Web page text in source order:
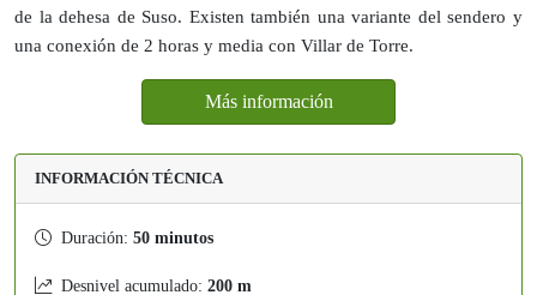
de la dehesa de Suso. Existen también una variante del sendero y
una conexión de 2 horas y media con Villar de Torre.
Más información
INFORMACIÓN TÉCNICA
Duración: 50 minutos
Desnivel acumulado: 200 m